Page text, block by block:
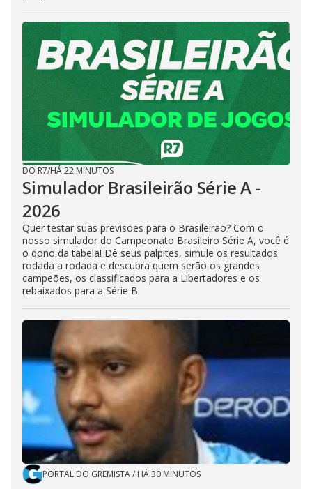
DO R7/HÁ 22 MINUTOS
Simulador Brasileirão Série A -
2026
Quer testar suas previsões para o Brasileirão? Com o
nosso simulador do Campeonato Brasileiro Série A, você é
o dono da tabela! Dê seus palpites, simule os resultados
rodada a rodada e descubra quem serão os grandes
campeões, os classificados para a Libertadores e os
rebaixados para a Série B.
PORTAL DO GREMISTA/ HÁ 30 MINUTOS